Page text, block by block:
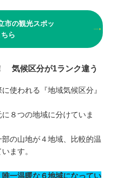
の観光スポッ
ちら
気候区分が1ランク違う
使われる『地域気候区分』
８つの地域に分けていま
の山地が４地域、比較的温
ます。
一温暖な６地域になってい